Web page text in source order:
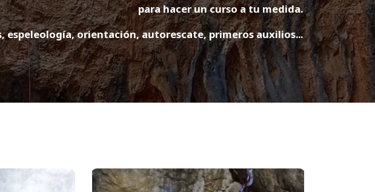
para hacer un curso a tu medida.
espeleología, orientación, autorescate, primeros auxilios...